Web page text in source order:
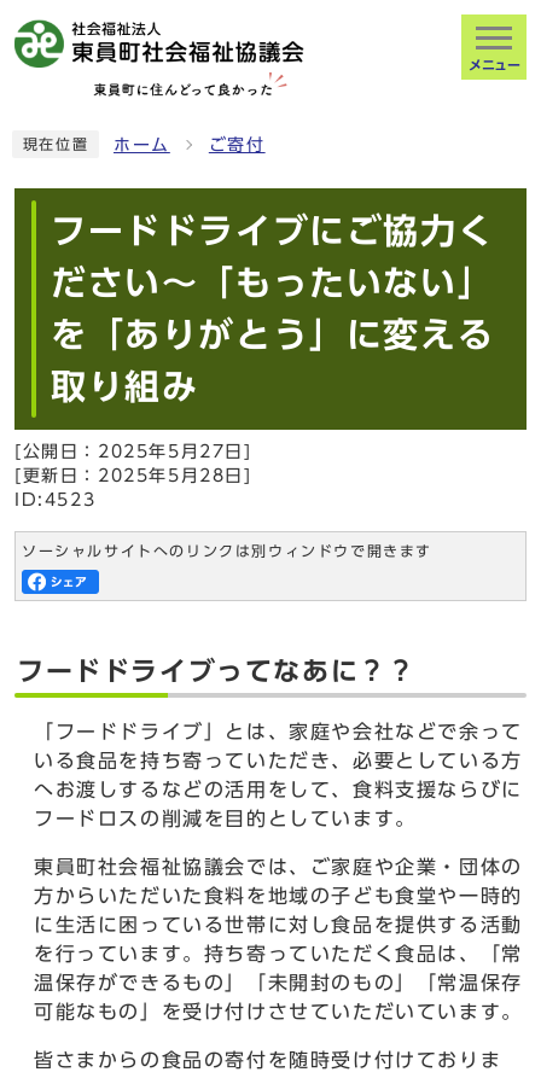
メニュー
現在位置 ホーム ご寄付
フードドライブにご協力く
ださい～「もったいない」
を「ありがとう」に変える
取り組み
[公開日： 2025年5月27日
[更新日： 2025年5月28日
ID:4523
ソーシャルサイトへのリンクは別ウィンドウで開きます
フードドライブってなあに？？
「フードドライブ」とは、家庭や会社などで余って
いる食品を持ち寄っていただき、必要としている方
へお渡しするなどの活用をして、食料支援ならびに
フードロスの削減を目的としています。
東員町社会福祉協議会では、ご家庭や企業・団体の
方からいただいた食料を地域の子ども食堂や一時的
に生活に困っている世帯に対し食品を提供する活動
を行っています。持ち寄っていただく食品は、「常
温保存ができるもの」「未開封のもの」「常温保存
可能なもの」を受け付けさせていただいています。
皆さまからの食品の寄付を随時受け付けておりま